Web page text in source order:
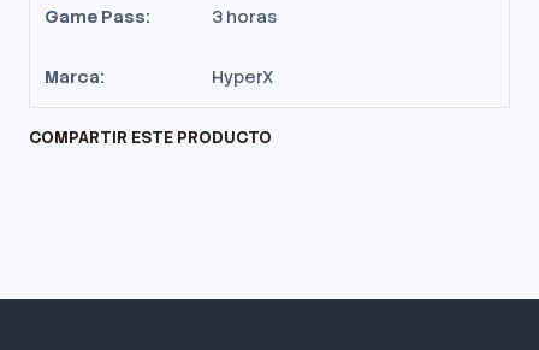
Game Pass: 3 horas
Marca: HyperX
COMPARTIR ESTE PRODUCTO